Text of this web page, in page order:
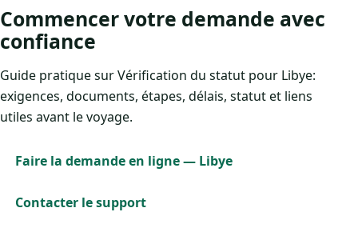
Commencer votre demande avec
confiance
Guide pratique sur Vérification du statut pour Libye:
exigences, documents, étapes, délais, statut et liens
utiles avant le voyage.
Faire la demande en ligne — Libye
Contacter le support